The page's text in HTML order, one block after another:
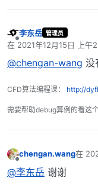
离线
李东岳 管理员
在 2021年12月15日 上午
最后由 编辑
@chengan-wang 没
CFD算法编程课： http://
需要帮助debug算例的看这
chengan.wang在
最后
@李东岳 谢谢